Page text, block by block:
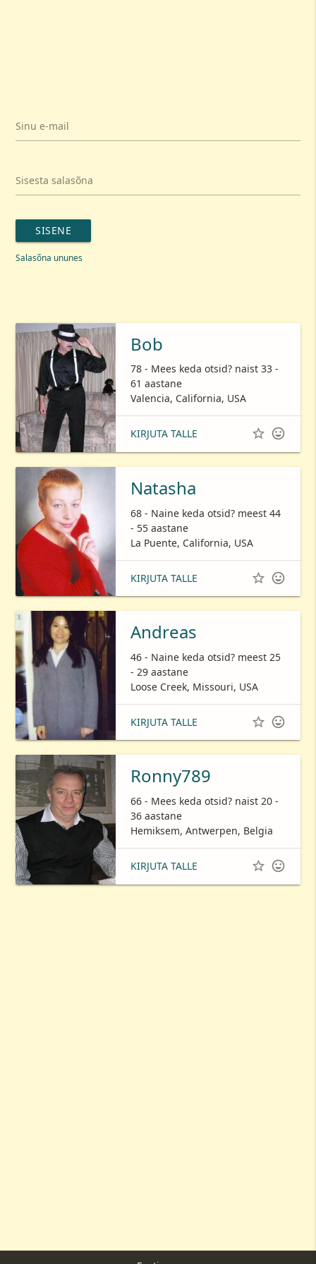
Sinu e-mail
Sisesta salasõna
SISENE
Salasõna ununes
Bob
78 - Mees keda otsid? naist 33 -
61 aastane
Valencia, California, USA
KIRJUTA TALLE  
Natasha
68 - Naine keda otsid? meest 44
- 55 aastane
La Puente, California, USA
KIRJUTA TALLE  
Andreas
46 - Naine keda otsid? meest 25
- 29 aastane
Loose Creek, Missouri, USA
KIRJUTA TALLE  
Ronny789
66 - Mees keda otsid? naist 20 -
36 aastane
Hemiksem, Antwerpen, Belgia
KIRJUTA TALLE  